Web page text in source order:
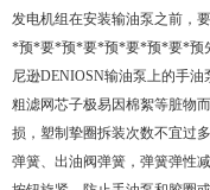
发电机组在安装输油泵之前，
*预*要*预*要*预*要*预*要*预
尼逊DENIOSN输油泵上的手
粗滤网芯子极易因棉絮等脏物
损，塑制挚圈拆装次数不宜过
弹簧、出油阀弹簧，弹簧弹性